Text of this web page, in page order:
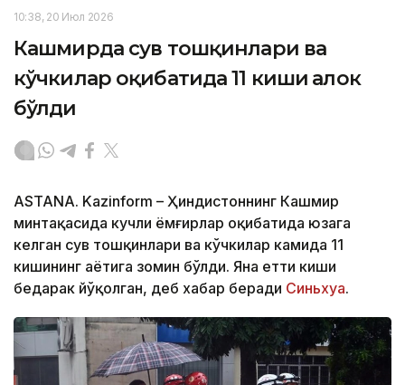
10:38, 20 Июл 2026
Кашмирда сув тошқинлари ва
кўчкилар оқибатида 11 киши ҳалок
бўлди
ASTANA. Kazinform – Ҳиндистоннинг Кашмир
минтақасида кучли ёмғирлар оқибатида юзага
келган сув тошқинлари ва кўчкилар камида 11
кишининг ҳаётига зомин бўлди. Яна етти киши
бедарак йўқолган, деб хабар беради Синьхуа.